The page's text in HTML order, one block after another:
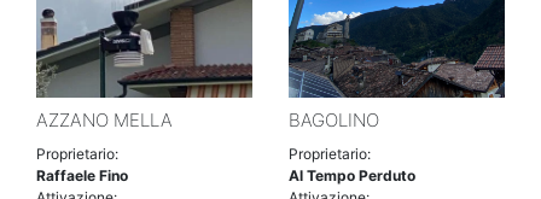
AZZANO MELLA
Proprietario:
Raffaele Fino
BAGOLINO
Proprietario:
Al Tempo Perduto